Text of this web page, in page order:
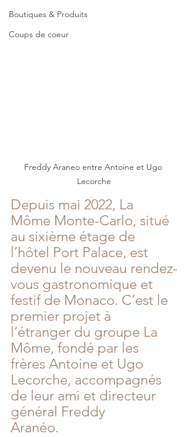
Boutiques & Produits
Coups de coeur
Freddy Araneo entre Antoine et Ugo
Lecorche
Depuis mai 2022, La
Môme Monte-Carlo, situé
au sixième étage de
l’hôtel Port Palace, est
devenu le nouveau rendez-
vous gastronomique et
festif de Monaco. C’est le
premier projet à
l’étranger du groupe La
Môme, fondé par les
frères Antoine et Ugo
Lecorche, accompagnés
de leur ami et directeur
général Freddy
Aranéo.